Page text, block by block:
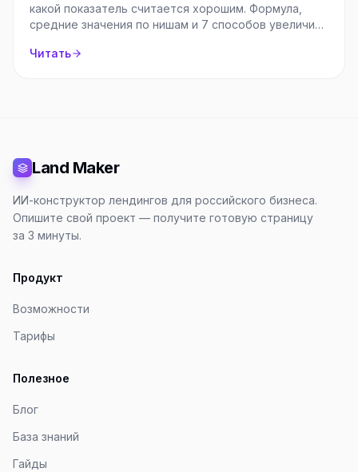
какой показатель считается хорошим. Формула,
средние значения по нишам и 7 способов увеличить
Читать
Land Maker
ИИ-конструктор лендингов для российского бизнеса.
Опишите свой проект — получите готовую страницу
за 3 минуты.
Продукт
Возможности
Тарифы
Полезное
Блог
База знаний
Гайды